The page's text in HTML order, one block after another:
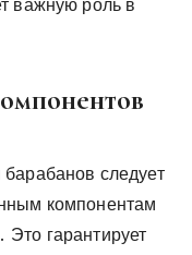
важную роль в
следует
компонентам
Это гарантирует